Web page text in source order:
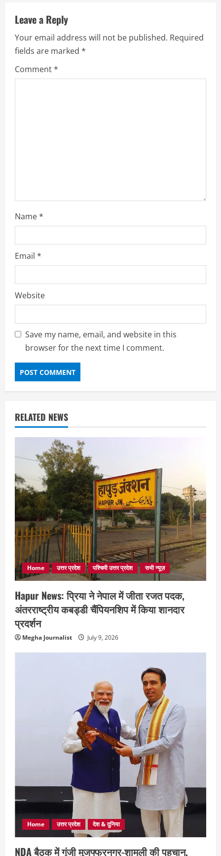
e
R
e
Leave a Reply
Your email address will not be published. Required
fields are marked *
Comment*
Name*
Email *
Website
Save my name, email, and website in this
browser for the next time I comment.
RELATED NEWS
Home उत्तर प्रदेश पश्चिमी उत्तर प्रदेश सभी न्यूज़
Hapur News: प्रिया ने नेपाल में जीता रजत पदक,
अंतरराष्ट्रीय कबड्डी चैंपियनशिप में किया शानदार
प्रदर्शन
Megha Journalist July 9, 2026
Home उत्तर प्रदेश देश & दुनिया
NDA बैठक में गूंजी मुजफ्फरनगर-शामली की पहचान,